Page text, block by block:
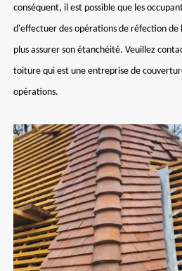
conséquent, il est possible que les
d'effectuer des opérations de réfection
plus assurer son étanchéité. Veuillez
toiture qui est une entreprise de
opérations.